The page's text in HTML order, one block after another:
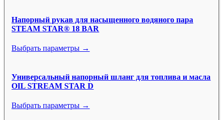
Напорный рукав для насыщенного водяного пара
STEAM STAR® 18 BAR
Выбрать параметры →
Универсальный напорный шланг для топлива и масла
OIL STREAM STAR D
Выбрать параметры →